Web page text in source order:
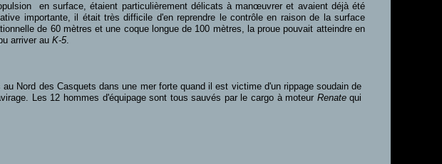
en surface, étaient particulièrement délicats à manœuvrer et avaient déjà été
importante, il était très difficile d'en reprendre le contrôle en raison de la surface
de 60 mètres et une coque longue de 100 mètres, la proue pouvait atteindre en
arriver au K-5.
Nord des Casquets dans une mer forte quand il est victime d'un rippage soudain de
Les 12 hommes d'équipage sont tous sauvés par le cargo à moteur Renatequi